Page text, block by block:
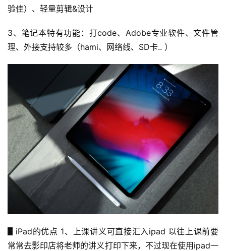
验佳）、轻量剪辑&设计
3、笔记本特有功能：打code、Adobe专业软件、文件管
理、外接支持较多（hami、网络线、SD卡.. ）
▋iPad的优点 1、上课讲义可直接汇入ipad 以往上课前要
常常去影印店将老师的讲义打印下来，不过现在使用ipad一